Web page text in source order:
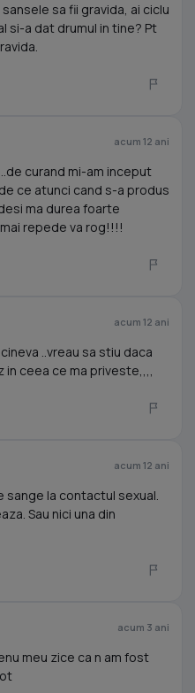
sa fii gravida, ai ciclu
si-a dat drumul in tine? Pt
acum 12 ani
curand mi-am inceput
ce atunci cand s-a produs
ma durea foarte
repede va rog!!!!
acum 12 ani
..vreau sa stiu daca
in ceea ce ma priveste,,,,
acum 12 ani
sange la contactul sexual.
Sau nici una din
acum 3 ani
meu zice ca n am fost